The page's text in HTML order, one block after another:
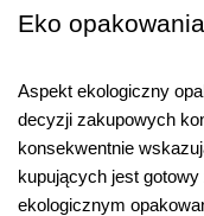
Eko
Aspekt ekologiczny
decyzji zakupowych
konsekwentnie
kupujących jest
ekologicznym